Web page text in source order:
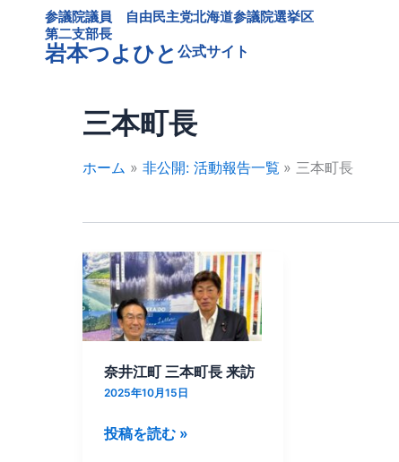
参議院議員 自由民主党北海道参議院選挙区
第二支部長
岩本つよひと 公式サイト
三本町長
ホーム 非公開: 活動報告一覧 三本町長
奈井江町 三本町長 来訪
2025年10月15日
奈
井
江
町
本
町
長
投稿を読む »